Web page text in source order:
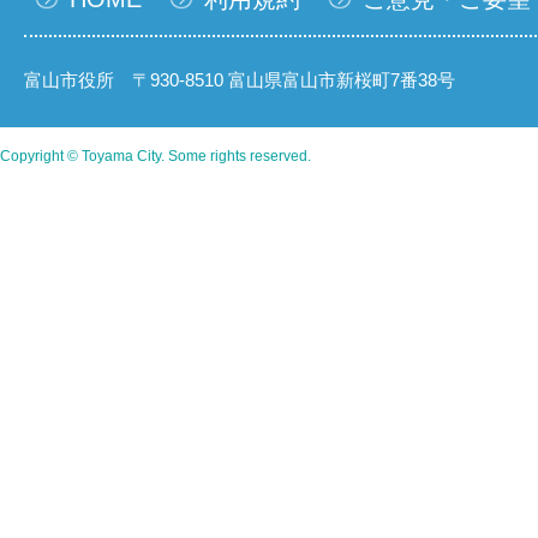
富山市役所 〒930-8510 富山県富山市新桜町7番38号
Copyright © Toyama City. Some rights reserved.